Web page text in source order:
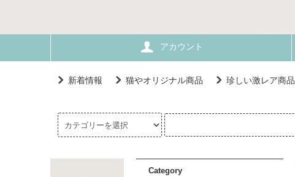
アカウント
新着情報 猫やオリジナル商品 珍しい激レア商品
Category